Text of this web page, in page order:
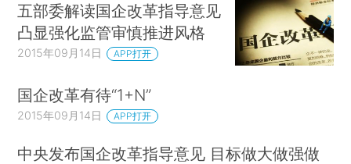
五部委解读国企改革指导意见
凸显强化监管审慎推进风格
2015年09月14日 APP打开
国企改革有待“1+N”
2015年09月14日 APP打开
中央发布国企改革指导意见 目标做大做强做